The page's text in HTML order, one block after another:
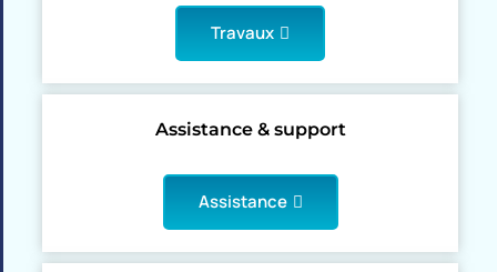
Travaux
Assistance & support
Assistance